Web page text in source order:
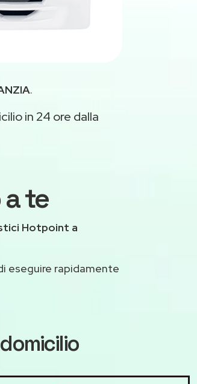
.
in 24 ore dalla
te
Hotpoint a
eseguire rapidamente